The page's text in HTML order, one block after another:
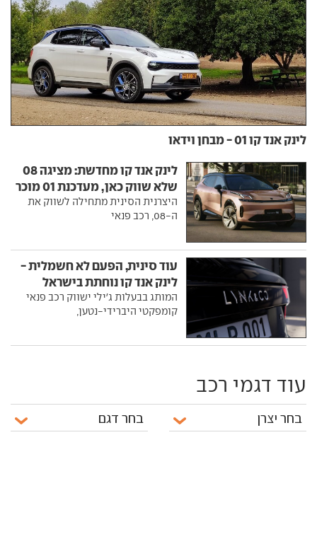
לינק אנד קו 01 - מבחן וידאו
לינק אנד קו מחדשת: מציגה 08
שלא שווק כאן, מעדכנת 01 מוכר
היצרנית הסינית מתחילה לשווק את
ה-08, רכב פנאי
עוד סינית, הפעם לא חשמלית -
לינק אנד קו נוחתת בישראל
המותג בבעלות ג'ילי ישווק רכב פנאי
קומפקטי היברידי-נטען,
עוד דגמי רכב